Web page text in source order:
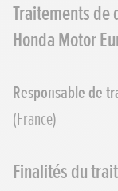
Traitements de
Honda Motor
Responsable de
(France)
Finalités du